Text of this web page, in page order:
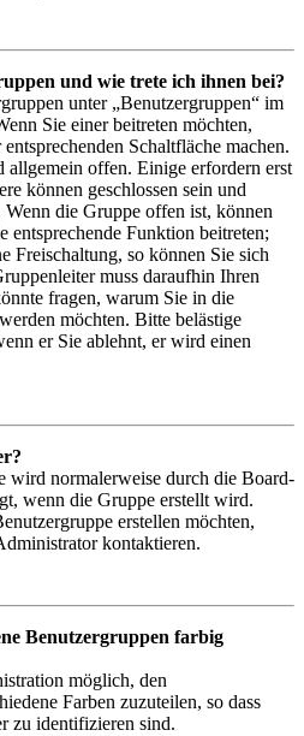
und wie trete ich ihnen bei?
unter „Benutzergruppen“ im
Sie einer beitreten möchten,
Schaltfläche machen.
allgemein offen. Einige erfordern erst
können geschlossen sein und
Wenn die Gruppe offen ist, können
entsprechende Funktion beitreten;
Freischaltung, so können Sie sich
muss daraufhin Ihren
fragen, warum Sie in die
möchten. Bitte belästige
er Sie ablehnt, er wird einen
wird normalerweise durch die Board-
wenn die Gruppe erstellt wird.
erstellen möchten,
kontaktieren.
Benutzergruppen farbig
möglich, den
Farben zuzuteilen, so dass
zu identifizieren sind.